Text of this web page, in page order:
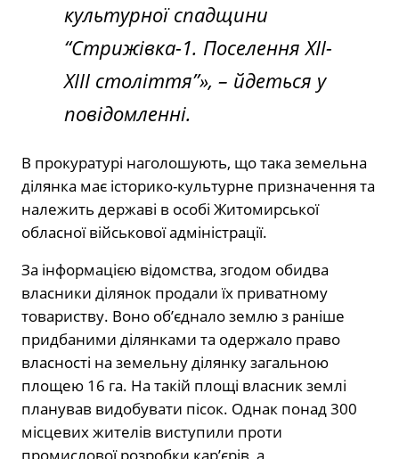
культурної спадщини
“Стрижівка-1. Поселення ХІІ-
ХІІІ століття”», – йдеться у
повідомленні.
В прокуратурі наголошують, що така земельна
ділянка має історико-культурне призначення та
належить державі в особі Житомирської
обласної військової адміністрації.
За інформацією відомства, згодом обидва
власники ділянок продали їх приватному
товариству. Воно об’єднало землю з раніше
придбаними ділянками та одержало право
власності на земельну ділянку загальною
площею 16 га. На такій площі власник землі
планував видобувати пісок. Однак понад 300
місцевих жителів виступили проти